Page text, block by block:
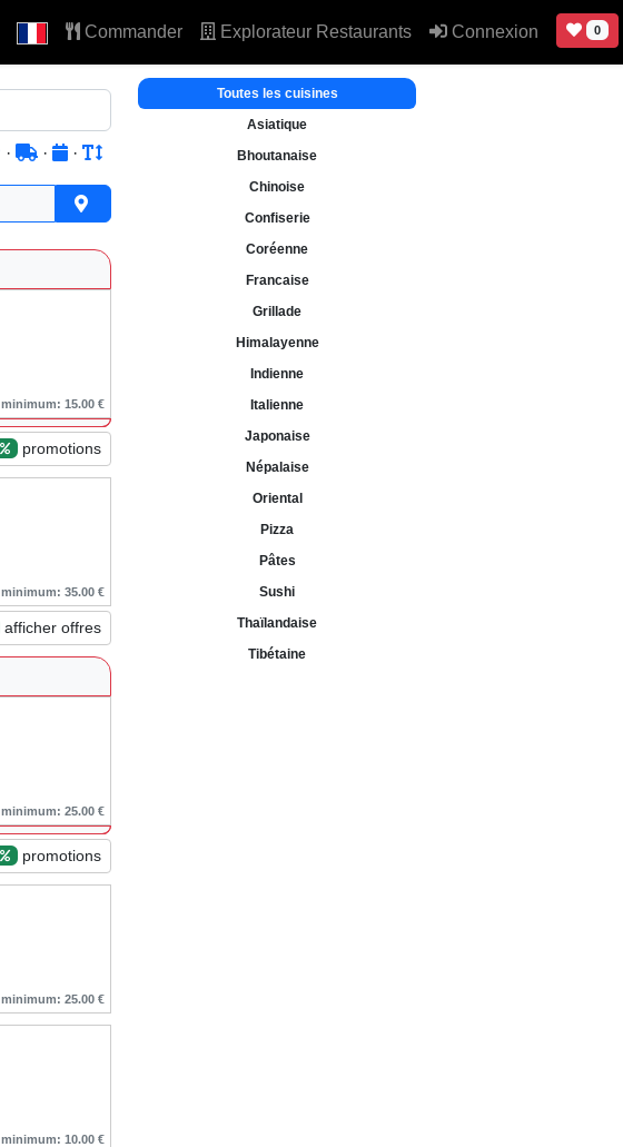
Commander Explorateur Restaurants Connexion 0
· · ·
minimum: 15.00 €
promotions
minimum: 35.00 €
afficher offres
minimum: 25.00 €
promotions
minimum: 25.00 €
minimum: 10.00 €
Toutes les cuisines
Asiatique
Bhoutanaise
Chinoise
Confiserie
Coréenne
Francaise
Grillade
Himalayenne
Indienne
Italienne
Japonaise
Népalaise
Oriental
Pizza
Pâtes
Sushi
Thaïlandaise
Tibétaine